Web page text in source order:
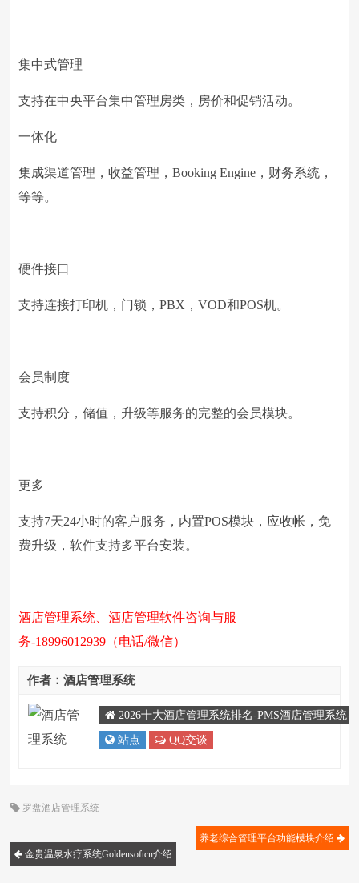
集中式管理
支持在中央平台集中管理房类，房价和促销活动。
一体化
集成渠道管理，收益管理，Booking Engine，财务系统，
等等。
硬件接口
支持连接打印机，门锁，PBX，VOD和POS机。
会员制度
支持积分，储值，升级等服务的完整的会员模块。
更多
支持7天24小时的客户服务，内置POS模块，应收帐，免
费升级，软件支持多平台安装。
酒店管理系统、酒店管理软件咨询与服
务-18996012939（电话/微信）
作者：酒店管理系统
2026十大酒店管理系统排名-PMS酒店管理系统-
站点 QQ交谈
罗盘酒店管理系统
金贵温泉水疗系统Goldensoftcn介绍
养老综合管理平台功能模块介绍